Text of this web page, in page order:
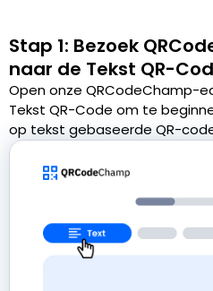
Stap 1: Bezoek
naar de Tekst QR-
Open onze QRCodeChamp-
Tekst QR-Code om te
op tekst gebaseerde QR-